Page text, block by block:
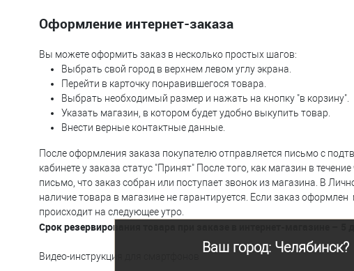
Ваш город: Челябинск?
Оформление интернет-заказа
Вы можете оформить заказ в несколько простых шагов:
Выбрать свой город в верхнем левом углу экрана.
Перейти в карточку понравившегося товара.
Выбрать необходимый размер и нажать на кнопку "в корзину".
Указать магазин, в котором будет удобно выкупить товар.
Внести верные контактные данные.
После оформления заказа покупателю отправляется письмо с
кабинете у заказа статус "Принят" После того, как магазин в
письмо, что заказ собран или поступает звонок из магазина. В
наличие товара в магазине не гарантируется. Если заказ
происходит на следующее утро.
Срок резервирования товара при заказе в интернет-магазине – 5
Видео-инструкция для смартфонов